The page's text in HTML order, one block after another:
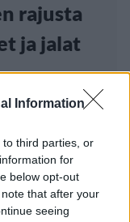
Information
third parties, or
for
below opt-out
that after your
seeing
rajusta
ja jalat